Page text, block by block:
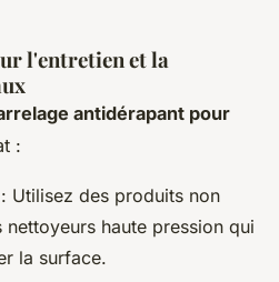
l'entretien et la
antidérapant pour
:
: Utilisez des produits non
haute pression qui
la surface.